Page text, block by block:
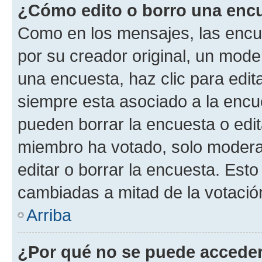
¿Cómo edito o borro una
Como en los mensajes, las
por su creador original, un
una encuesta, haz clic para
siempre esta asociado a la
pueden borrar la encuesta o
miembro ha votado, solo
editar o borrar la encuesta.
cambiadas a mitad de la
Arriba
¿Por qué no se puede